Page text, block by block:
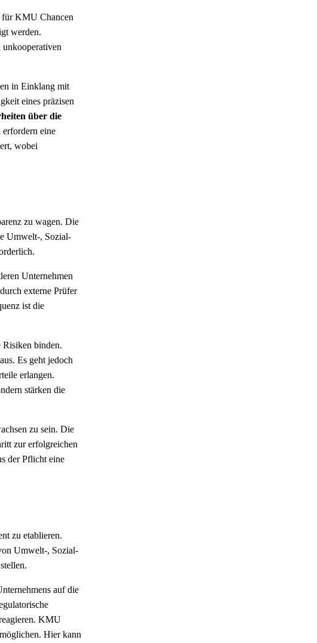
für KMU Chancen
werden.
unkooperativen
in Einklang mit
eines präzisen
über die
eine
wobei
zu wagen. Die
Umwelt-, Sozial-
Unternehmen
externe Prüfer
ist die
Risiken binden.
Es geht jedoch
erlangen.
stärken die
zu sein. Die
zur erfolgreichen
der Pflicht eine
zu etablieren.
Umwelt-, Sozial-
auf die
KMU
Hier kann